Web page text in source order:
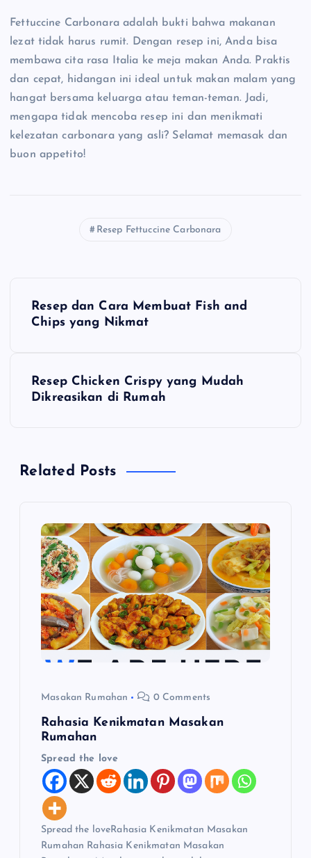
Fettuccine Carbonara adalah bukti bahwa makanan
lezat tidak harus rumit. Dengan resep ini, Anda bisa
membawa cita rasa Italia ke meja makan Anda. Praktis
dan cepat, hidangan ini ideal untuk makan malam yang
hangat bersama keluarga atau teman-teman. Jadi,
mengapa tidak mencoba resep ini dan menikmati
kelezatan carbonara yang asli? Selamat memasak dan
buon appetito!
Resep Fettuccine Carbonara
N
a
Resep dan Cara Membuat Fish and
Chips yang Nikmat
Resep Chicken Crispy yang Mudah
Dikreasikan di Rumah
Related Posts
Masakan Rumahan 0 Comments
Rahasia Kenikmatan Masakan
Rumahan
Spread the love
Spread the loveRahasia Kenikmatan Masakan
Rumahan Rahasia Kenikmatan Masakan